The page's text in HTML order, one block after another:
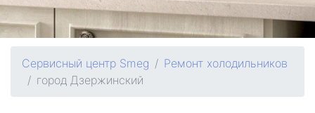
Сервисный центр Smeg
Ремонт холодильников
город Дзержинский